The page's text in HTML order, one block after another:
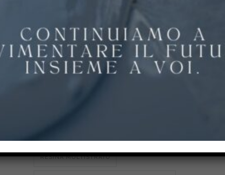
PAVIMENTI IN RESINA
PAVIMENTI PER PALESTRE
RESINA MULTISTRATO